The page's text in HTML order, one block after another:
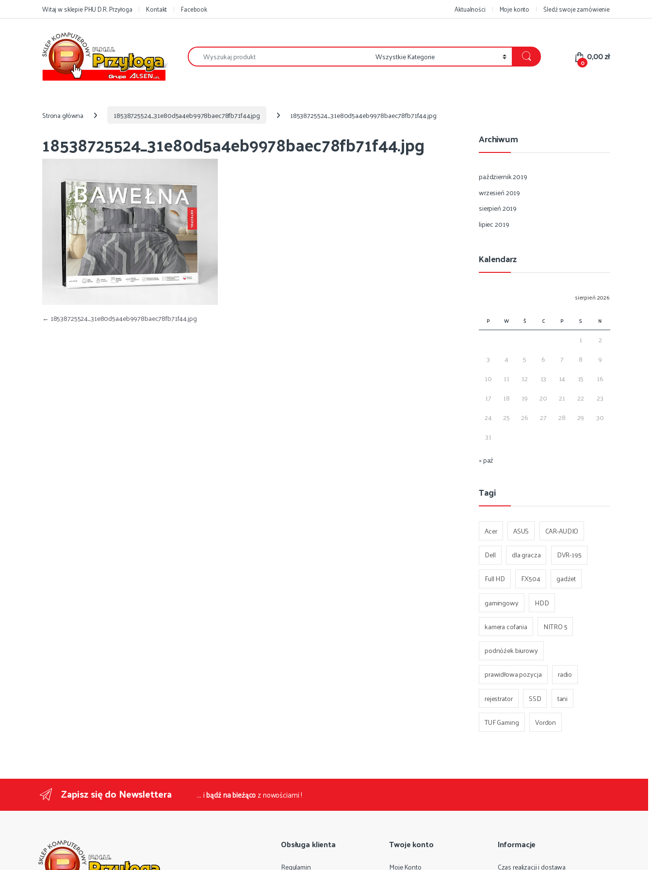
Przejdź do nawigacji
Przejdź do treściWitaj w sklepie PHU D.R. Przyłoga Kontakt Facebook Aktualności Moje konto Śledź swoje zamówienie
Szukaj:
0 0,00zł
Strona główna 18538725524_31e80d5a4eb9978baec78fb71f44.jpg 18538725524_31e80d5a4eb9978baec78fb71f44.jpg
18538725524_31e80d5a4eb9978baec78fb71f44.jpg
Nawigacja wpisu
← 18538725524_31e80d5a4eb9978baec78fb71f44.jpg
Archiwum
październik 2019
wrzesień 2019
sierpień 2019
lipiec 2019
Kalendarz
sierpień 2026
P W Ś C P S N
1
2
3
4 5 6 7 8
9
10
11 12 13 14 15
16
17
18 19 20 21 22
23
24
25 26 27 28 29
30
31
« paź
Tagi
Acer ASUS
CAR-AUDIO
Dell
dla gracza
DVR-195
Full HD
FX504
gadżet
gamingowy
HDD
kamera cofania
NITRO 5
podnóżek biurowy
prawidłowa pozycja
radio
rejestrator
SSD
tani
TUF Gaming
Vordon
Zapisz się do Newslettera ... ibądź na bieżącoz nowościami !
Obsługa klienta
Regulamin
Twoje konto
Moje Konto
Informacje
Czas realizacji i dostawa